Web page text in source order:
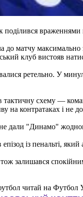
враженнями
до матчу
клуб вистояв
ретельно. У
тактичну схему —
на контратаках і
дали "Динамо"
із пенальті,
залишався
читай на Футбол